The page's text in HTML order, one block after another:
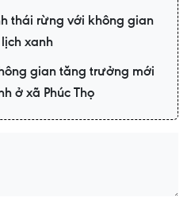
thái rừng với không gian
xanh
gian tăng trưởng mới
ở xã Phúc Thọ